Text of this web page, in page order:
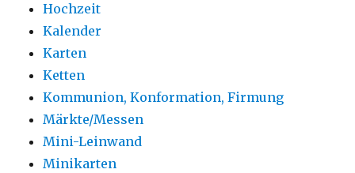
Hochzeit
Kalender
Karten
Ketten
Kommunion, Konformation, Firmung
Märkte/Messen
Mini-Leinwand
Minikarten